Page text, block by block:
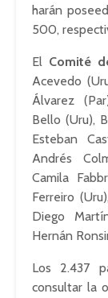
harán
500,
El Comité
Acevedo
Álvarez
Bello (Uru),
Esteban
Andrés
Camila
Ferreiro
Diego
Hernán
Los 2.437
consultar la